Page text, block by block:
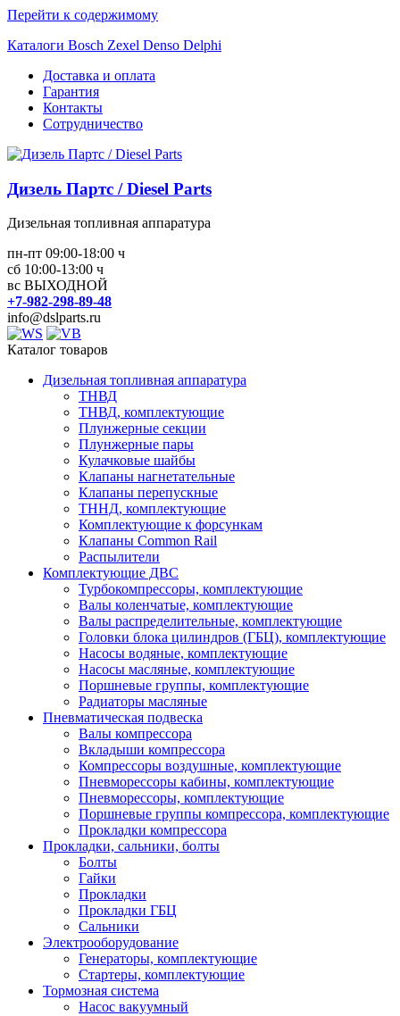
Перейти к содержимому
Каталоги Bosch Zexel Denso Delphi
Доставка и оплата
Гарантия
Контакты
Сотрудничество
Дизель Партс / Diesel Parts
Дизельная топливная аппаратура
пн-пт 09:00-18:00 ч
сб 10:00-13:00 ч
вс ВЫХОДНОЙ
+7-982-298-89-48
info@dslparts.ru
Каталог товаров
Дизельная топливная аппаратура
ТНВД
ТНВД, комплектующие
Плунжерные секции
Плунжерные пары
Кулачковые шайбы
Клапаны нагнетательные
Клапаны перепускные
ТННД, комплектующие
Комплектующие к форсункам
Клапаны Common Rail
Распылители
Комплектующие ДВС
Турбокомпрессоры, комплектующие
Валы коленчатые, комплектующие
Валы распределительные, комплектующие
Головки блока цилиндров (ГБЦ), комплектующие
Насосы водяные, комплектующие
Насосы масляные, комплектующие
Поршневые группы, комплектующие
Радиаторы масляные
Пневматическая подвеска
Валы компрессора
Вкладыши компрессора
Компрессоры воздушные, комплектующие
Пневморессоры кабины, комплектующие
Пневморессоры, комплектующие
Поршневые группы компрессора, комплектующие
Прокладки компрессора
Прокладки, сальники, болты
Болты
Гайки
Прокладки
Прокладки ГБЦ
Сальники
Электрооборудование
Генераторы, комплектующие
Стартеры, комплектующие
Тормозная система
Насос вакуумный